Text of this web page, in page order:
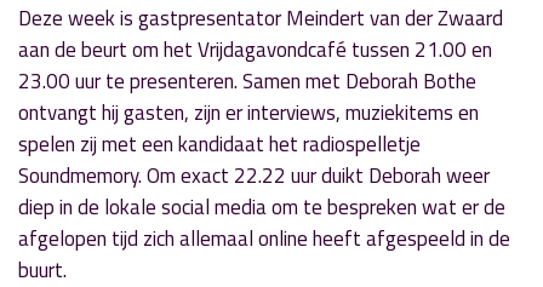
« Vorig nieuwsbericht
NK Knikkeren en verkiezing
Kinderburgemeesters in ‘Let’s Go’
23 mei 2017
Deze week is gastpresentator Meindert van der Zwaard
aan de beurt om het Vrijdagavondcafé tussen 21.00 en
23.00 uur te presenteren. Samen met Deborah Bothe
ontvangt hij gasten, zijn er interviews, muziekitems en
spelen zij met een kandidaat het radiospelletje
Soundmemory. Om exact 22.22 uur duikt Deborah weer
diep in de lokale social media om te bespreken wat er de
afgelopen tijd zich allemaal online heeft afgespeeld in de
buurt.